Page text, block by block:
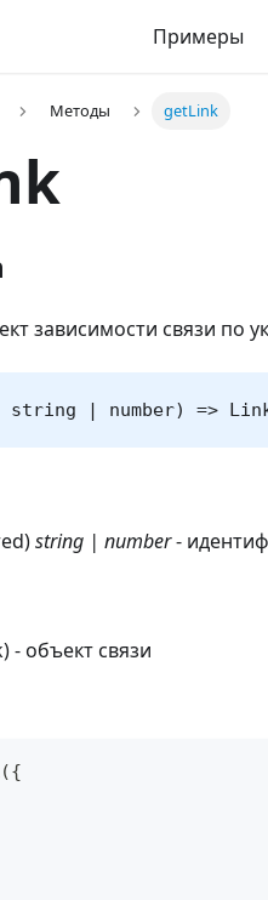
Примеры
Методы getLink
зависимости связи по
| number) =>
string | number-
- объект связи
({